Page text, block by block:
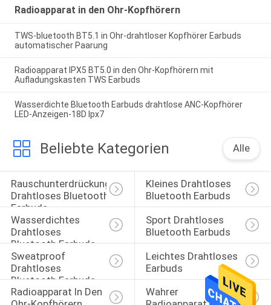
Radioapparat in den Ohr-Kopfhörern
TWS-bluetooth BT5.1 in Ohr-drahtloser Kopfhörer Earbuds
automatischer Paarung
Radioapparat IPX5 BT5.0 in den Ohr-Kopfhörern mit
Aufladungskasten TWS Earbuds
Wasserdichte Bluetooth Earbuds drahtlose ANC-Kopfhörer
LED-Anzeigen-18D Ipx7
Beliebte Kategorien Alle
Rauschunterdrückung
Drahtloses Bluetooth
Earbuds
Kleines Drahtloses
Bluetooth Earbuds
Wasserdichtes
Drahtloses
Bluetooth Earbuds
Sport Drahtloses
Bluetooth Earbuds
Sweatproof
Drahtloses
Bluetooth Earbuds
Leichtes Drahtloses
Earbuds
Radioapparat In Den
Wahrer